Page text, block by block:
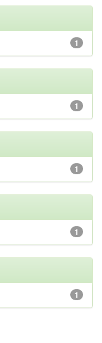
1
1
1
1
1